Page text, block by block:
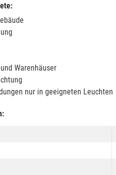
Warenhäuser
nur in geeigneten Leuchten